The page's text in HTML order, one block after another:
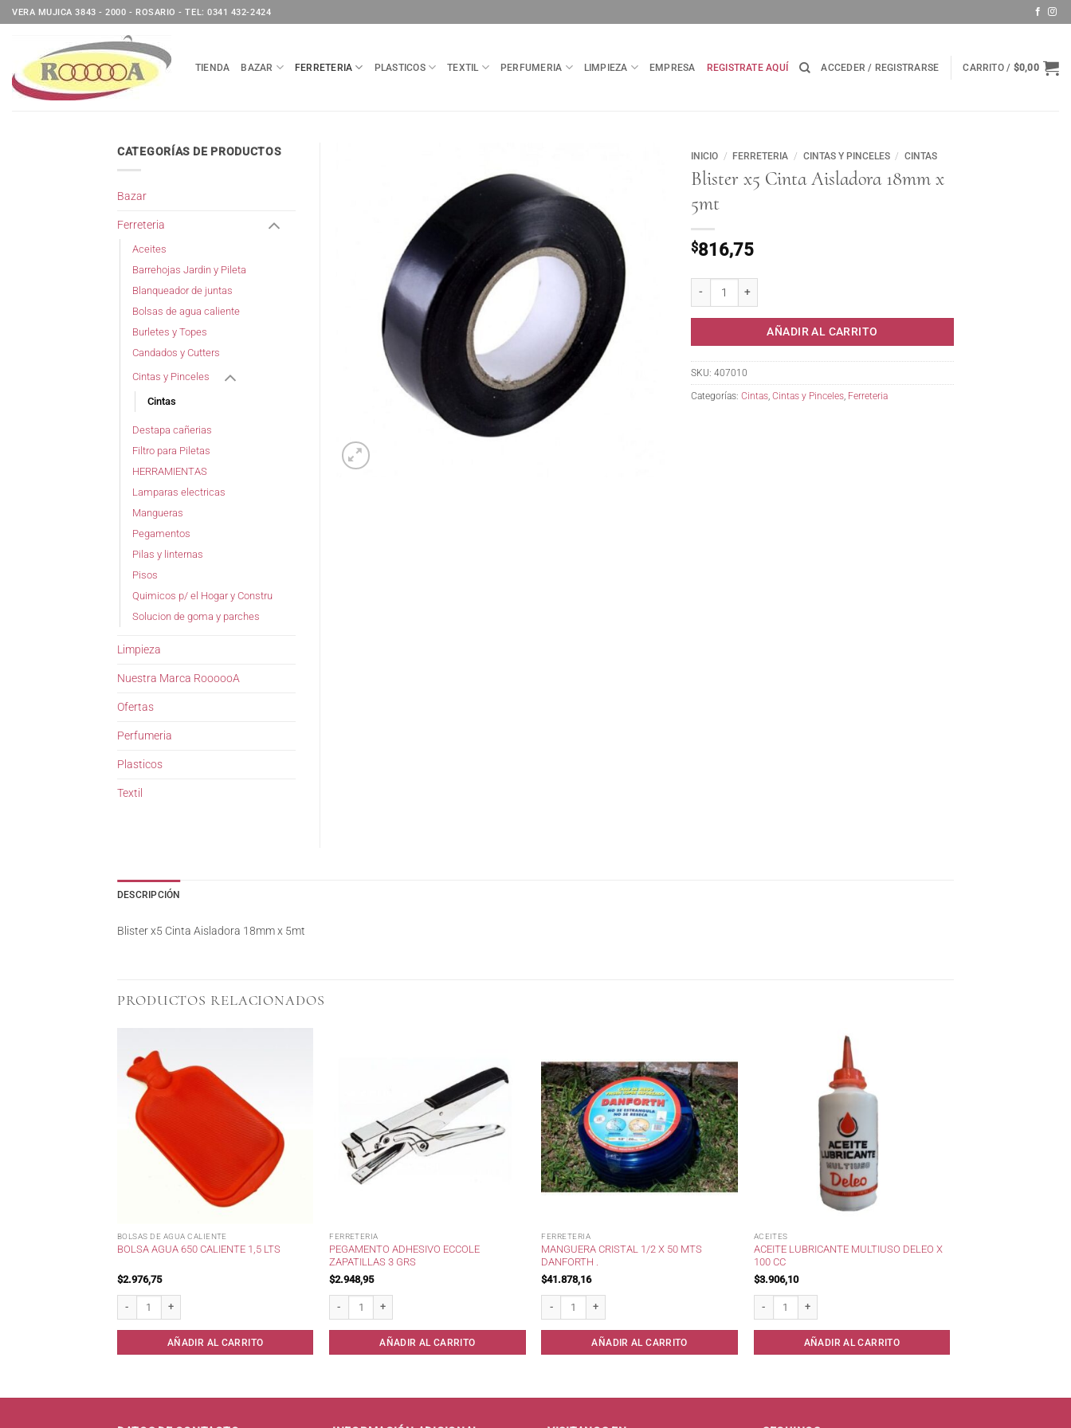
Saltar
al
VERA MUJICA 3843 - 2000 - ROSARIO - TEL: 0341 432-2424
TIENDA BAZAR FERRETERIA PLASTICOS TEXTIL PERFUMERIA LIMPIEZA EMPRESA REGISTRATE AQUÍ ACCEDER / REGISTRARSE CARRITO / $0,00
INICIO / FERRETERIA / CINTAS Y PINCELES / CINTAS
Blister x5 Cinta Aisladora 18mm x
5mt
$816,75
AÑADIR AL CARRITO
SKU: 407010
Categorías: Cintas Cintas y Pinceles Ferreteria
CATEGORÍAS DE PRODUCTOS
Bazar
Ferreteria
Aceites
Barrehojas Jardin y Pileta
Blanqueador de juntas
Bolsas de agua caliente
Burletes y Topes
Candados y Cutters
Cintas y Pinceles
Cintas
Destapa cañerias
Filtro para Piletas
HERRAMIENTAS
Lamparas electricas
Mangueras
Pegamentos
Pilas y linternas
Pisos
Quimicos p/ el Hogar y Constru
Solucion de goma y parches
Limpieza
Nuestra Marca RoooooA
Ofertas
Perfumeria
Plasticos
Textil
DESCRIPCIÓN
Blister x5 Cinta Aisladora 18mm x 5mt
PRODUCTOS RELACIONADOS
BOLSAS DE AGUA CALIENTE
BOLSA AGUA 650 CALIENTE 1,5 LTS
$2.976,75
AÑADIR AL CARRITO
FERRETERIA
PEGAMENTO ADHESIVO ECCOLE
ZAPATILLAS 3 GRS
$2.948,95
AÑADIR AL CARRITO
FERRETERIA
MANGUERA CRISTAL 1/2 X 50 MTS
DANFORTH .
$41.878,16
AÑADIR AL CARRITO
ACEITES
ACEITE LUBRICANTE MULTIUSO DELEO X
100 CC
$3.906,10
AÑADIR AL CARRITO